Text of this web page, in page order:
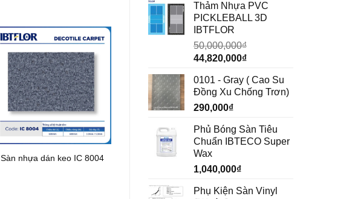
Thảm Nhựa PVC
PICKLEBALL 3D
IBTFLOR
50,000,000₫
Giá
là:
50,000,000₫.
44,820,000₫Giá
tại
là:
0101 - Gray ( Cao Su
Đồng Xu Chống Trơn)
290,000₫
Phủ Bóng Sàn Tiêu
Chuẩn IBTECO Super
Wax
1,040,000₫
Phụ Kiện Sàn Vinyl
Sàn nhựa dán keo IC 8004